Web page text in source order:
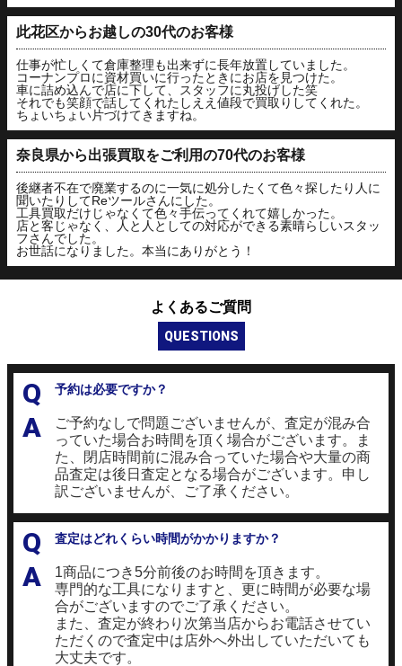
此花区からお越しの30代のお客様
仕事が忙しくて倉庫整理も出来ずに長年放置していました。
コーナンプロに資材買いに行ったときにお店を見つけた。
車に詰め込んで店に下して、スタッフに丸投げした笑
それでも笑顔で話してくれたしええ値段で買取りしてくれた。
ちょいちょい片づけてきますね。
奈良県から出張買取をご利用の70代のお客様
後継者不在で廃業するのに一気に処分したくて色々探したり人に
聞いたりしてReツールさんにした。
工具買取だけじゃなくて色々手伝ってくれて嬉しかった。
店と客じゃなく、人と人としての対応ができる素晴らしいスタッ
フさんでした。
お世話になりました。本当にありがとう！
よくあるご質問
QUESTIONS
Q 予約は必要ですか？
A
ご予約なしで問題ございませんが、査定が混み合
っていた場合お時間を頂く場合がございます。ま
た、閉店時間前に混み合っていた場合や大量の商
品査定は後日査定となる場合がございます。申し
訳ございませんが、ご了承ください。
Q 査定はどれくらい時間がかかりますか？
A
1商品につき5分前後のお時間を頂きます。
専門的な工具になりますと、更に時間が必要な場
合がございますのでご了承ください。
また、査定が終わり次第当店からお電話させてい
ただくので査定中は店外へ外出していただいても
大丈夫です。